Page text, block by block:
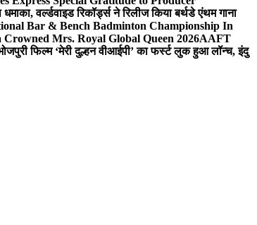
वर्ल्डवाइड रिकॉर्ड्स ने रिलीज किया बर्थडे एंथम गाना
Bar & Bench Badminton Championship In
Crowned Mrs. Royal Global Queen 2026AAFT
फिल्म ‘मेरी दुल्हन वीआईपी’ का फर्स्ट लुक हुआ लॉन्च, इंदु